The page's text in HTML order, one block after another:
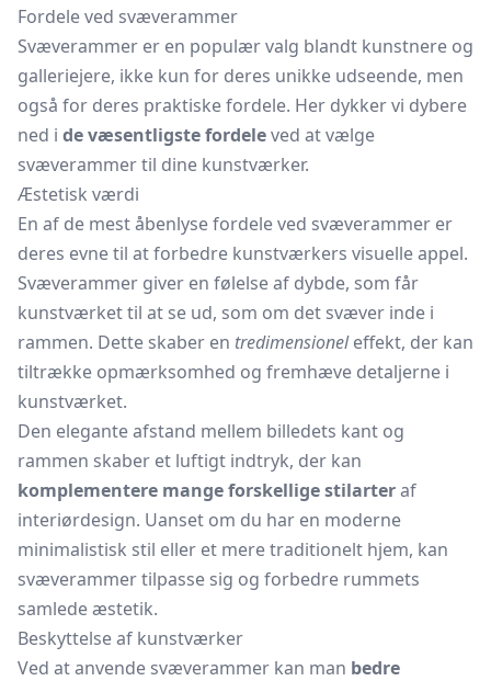
Fordele ved svæverammer
Svæverammer er en populær valg blandt kunstnere og
galleriejere, ikke kun for deres unikke udseende, men
også for deres praktiske fordele. Her dykker vi dybere
ned i de væsentligste fordeleved at vælge
svæverammer til dine kunstværker.
Æstetisk værdi
En af de mest åbenlyse fordele ved svæverammer er
deres evne til at forbedre kunstværkers visuelle appel.
Svæverammer giver en følelse af dybde, som får
kunstværket til at se ud, som om det svæver inde i
rammen. Dette skaber en tredimensioneleffekt, der kan
tiltrække opmærksomhed og fremhæve detaljerne i
kunstværket.
Den elegante afstand mellem billedets kant og
rammen skaber et luftigt indtryk, der kan
komplementere mange forskellige stilarteraf
interiørdesign. Uanset om du har en moderne
minimalistisk stil eller et mere traditionelt hjem, kan
svæverammer tilpasse sig og forbedre rummets
samlede æstetik.
Beskyttelse af kunstværker
Ved at anvende svæverammer kan man bedre